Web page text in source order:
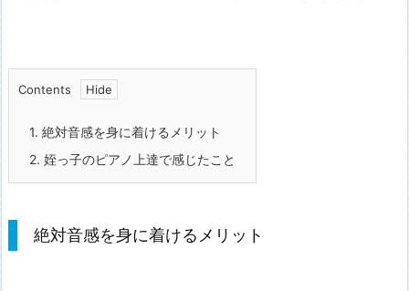
Contents
1. 絶対音感を身に着けるメリット
2. 姪っ子のピアノ上達で感じたこと
絶対音感を身に着けるメリット